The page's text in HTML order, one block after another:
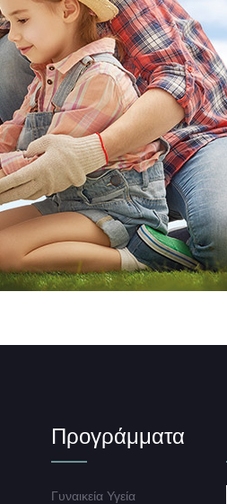
Προγράμματα
Γυναικεία Υγεία